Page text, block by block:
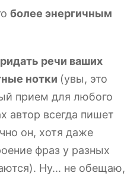
более энергичным
речи ваших
нотки (увы, это
прием для любого
автор всегда пишет
он, хотя даже
фраз у разных
Ну... не обещаю,